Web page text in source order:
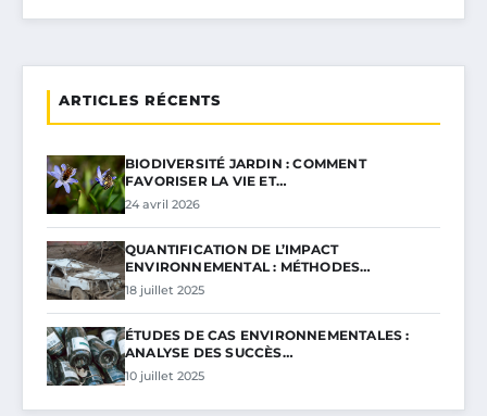
ARTICLES RÉCENTS
BIODIVERSITÉ JARDIN : COMMENT
FAVORISER LA VIE ET…
24 avril 2026
QUANTIFICATION DE L’IMPACT
ENVIRONNEMENTAL : MÉTHODES…
18 juillet 2025
ÉTUDES DE CAS ENVIRONNEMENTALES :
ANALYSE DES SUCCÈS…
10 juillet 2025